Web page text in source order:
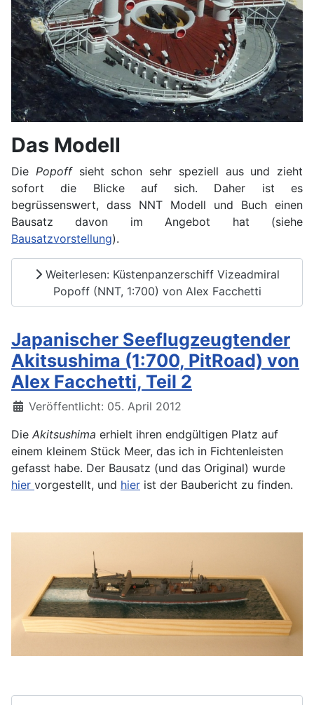
Das Modell
Die Popoffsieht schon sehr speziell aus und zieht
sofort die Blicke auf sich. Daher ist es
begrüssenswert, dass NNT Modell und Buch einen
Bausatz davon im Angebot hat (siehe
Bausatzvorstellung).
Weiterlesen: Küstenpanzerschiff Vizeadmiral
Popoff (NNT, 1:700) von Alex Facchetti
Japanischer Seeflugzeugtender
Akitsushima (1:700, PitRoad) von
Alex Facchetti, Teil 2
Details
Veröffentlicht: 05. April 2012
Die Akitsushima erhielt ihren endgültigen Platz auf
einem kleinem Stück Meer, das ich in Fichtenleisten
gefasst habe. Der Bausatz (und das Original) wurde
hier vorgestellt, und hier ist der Baubericht zu finden.